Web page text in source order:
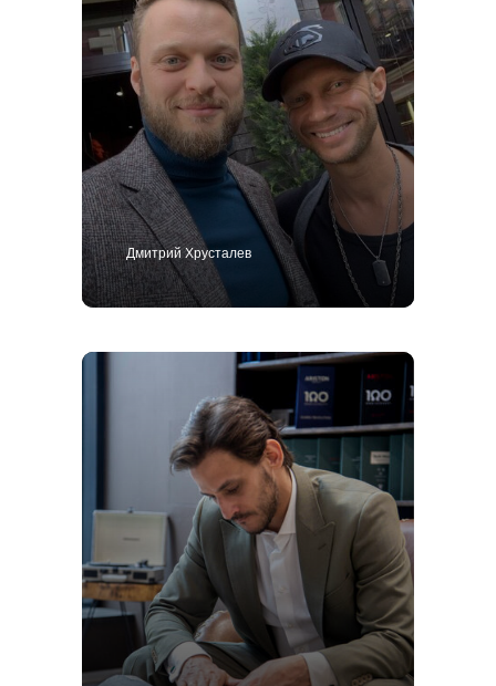
Дмитрий Хрусталев
Позвоните мне
Смокинг
Сорочки
Bespoke
Блог
Пиджак
Брюки
MTM
Контакты
Костюм
Пальто
О нас